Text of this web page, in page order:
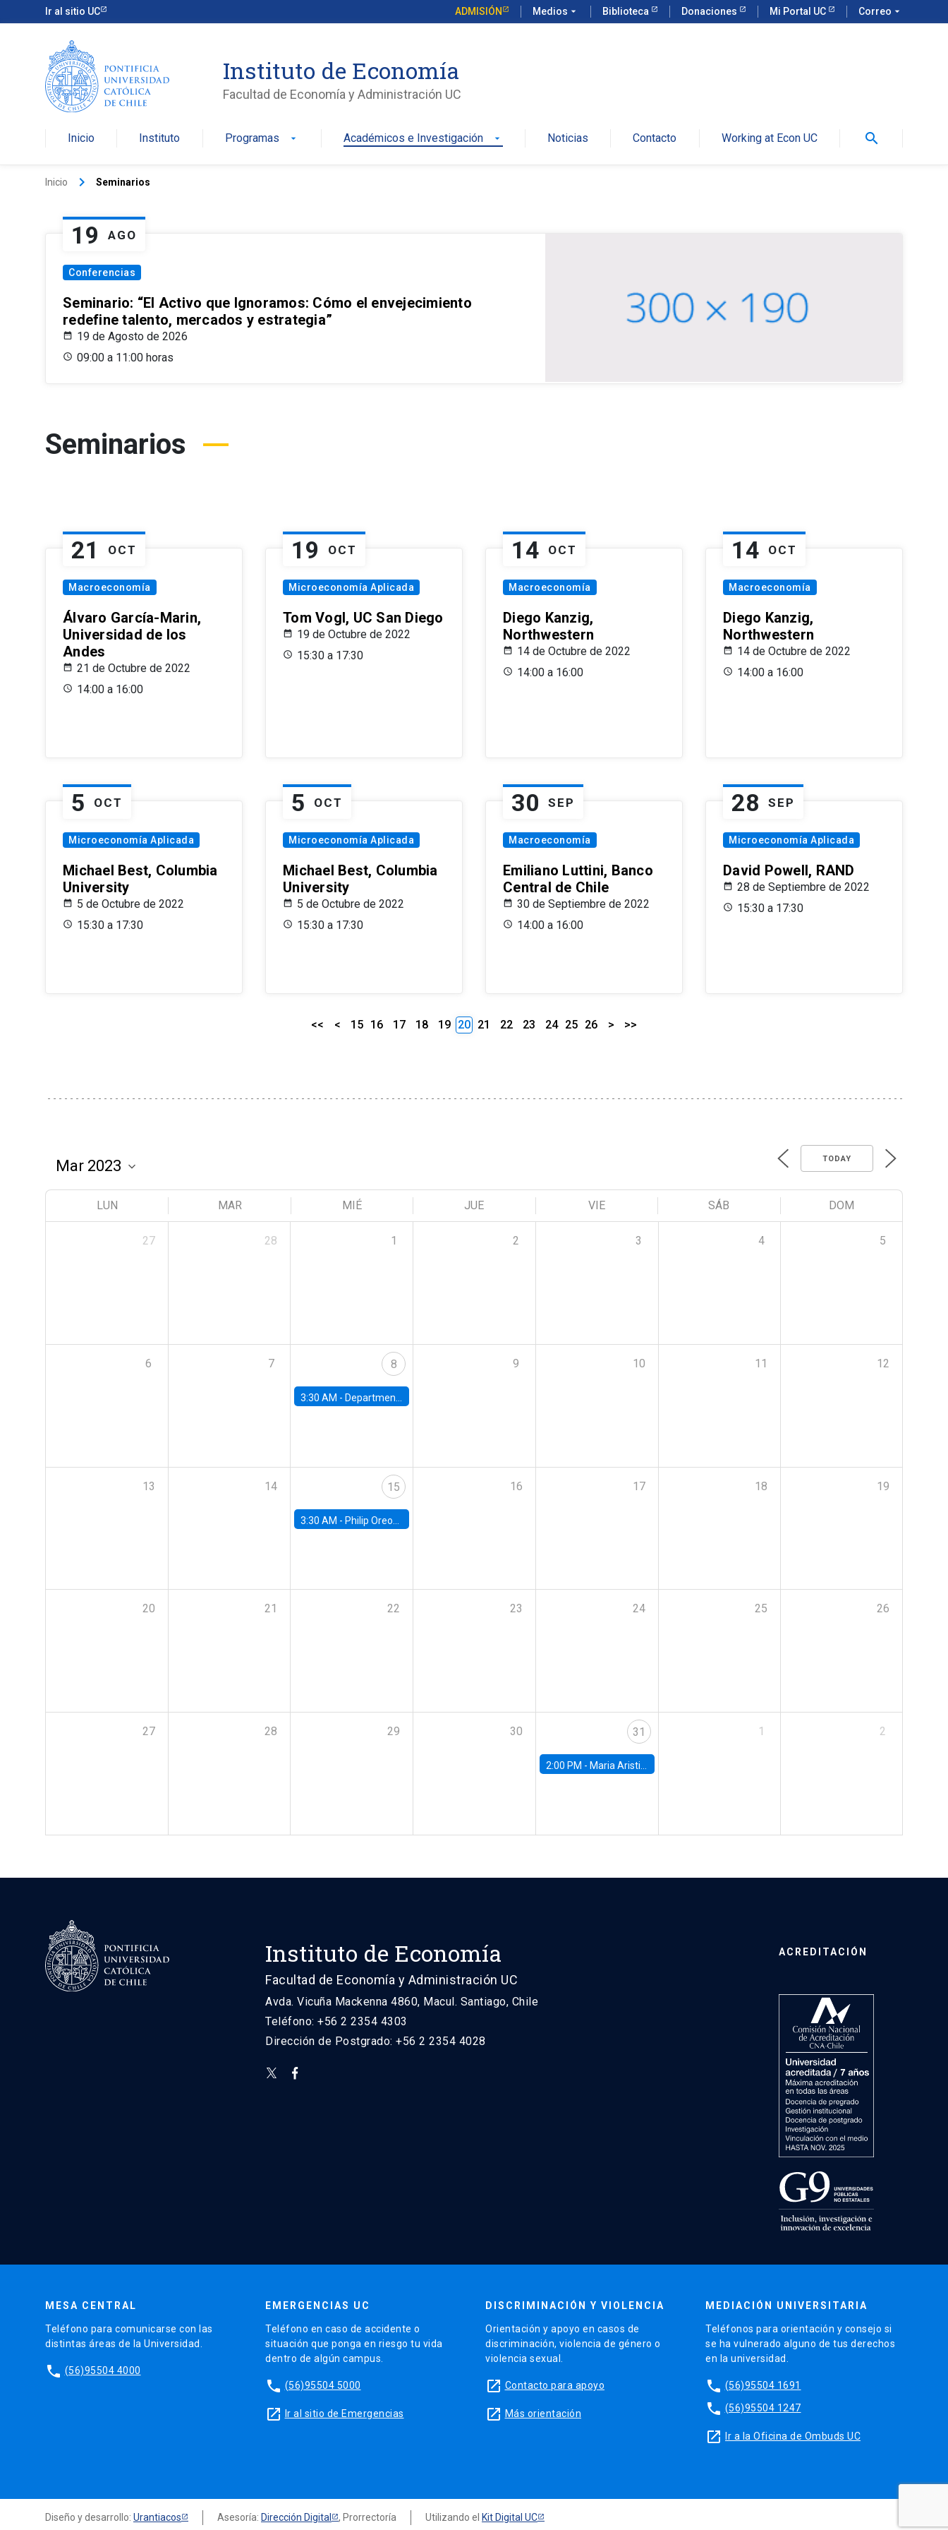
Ir al sitio UC ADMISIÓN Medios arrow_drop_down Biblioteca Donaciones Mi Portal UC Correo arrow_drop_down
Instituto de Economía
Facultad de Economía y Administración UC
Inicio Instituto Programas arrow_drop_down Académicos e Investigación arrow_drop_down Noticias Contacto Working at Econ UC search
Inicio keyboard_arrow_right Seminarios
19 AGO
Conferencias
Seminario: “El Activo que Ignoramos: Cómo el envejecimiento
redefine talento, mercados y estrategia”
19 de Agosto de 2026
09:00 a 11:00 horas
Seminarios
21 OCT
Macroeconomía
Álvaro García-Marin,
Universidad de los
Andes
21 de Octubre de 2022
14:00 a 16:00
19 OCT
Microeconomía Aplicada
Tom Vogl, UC San Diego
19 de Octubre de 2022
15:30 a 17:30
14 OCT
Macroeconomía
Diego Kanzig,
Northwestern
14 de Octubre de 2022
14:00 a 16:00
14 OCT
Macroeconomía
Diego Kanzig,
Northwestern
14 de Octubre de 2022
14:00 a 16:00
5 OCT
Microeconomía Aplicada
Michael Best, Columbia
University
5 de Octubre de 2022
15:30 a 17:30
5 OCT
Microeconomía Aplicada
Michael Best, Columbia
University
5 de Octubre de 2022
15:30 a 17:30
30 SEP
Macroeconomía
Emiliano Luttini, Banco
Central de Chile
30 de Septiembre de 2022
14:00 a 16:00
28 SEP
Microeconomía Aplicada
David Powell, RAND
28 de Septiembre de 2022
15:30 a 17:30
<< < 15 16 17 18 19 20 21 22 23 24 25 26 > >>
TODAY
LUN MAR MIÉ JUE VIE SÁB DOM
27 28 1 2 3 4 5
6 7 8
3:30 AM - Department Seminar: James Robinson
9 10 11 12
13 14 15
3:30 AM - Philip Oreopolous, University of Toronto
16 17 18 19
20 21 22 23 24 25 26
27 28 29 30 31
2:00 PM - Maria Aristizabal-Ramirez, FED Board
1 2
Instituto de Economía
Facultad de Economía y Administración UC
Avda. Vicuña Mackenna 4860, Macul. Santiago, Chile
Teléfono: +56 2 2354 4303
Dirección de Postgrado: +56 2 2354 4028
ACREDITACIÓN
MESA CENTRAL
Teléfono para comunicarse con las
distintas áreas de la Universidad.
phone (56)95504 4000
EMERGENCIAS UC
Teléfono en caso de accidente o
situación que ponga en riesgo tu vida
dentro de algún campus.
phone (56)95504 5000
launch Ir al sitio de Emergencias
DISCRIMINACIÓN Y VIOLENCIA
Orientación y apoyo en casos de
discriminación, violencia de género o
violencia sexual.
launch Contacto para apoyo
launch Más orientación
MEDIACIÓN UNIVERSITARIA
Teléfonos para orientación y consejo si
se ha vulnerado alguno de tus derechos
en la universidad.
phone (56)95504 1691
phone (56)95504 1247
launch Ir a la Oficina de Ombuds UC
Diseño y desarrollo: Urantiacos Asesoría: Dirección Digital , Prorrectoría Utilizando el Kit Digital UC